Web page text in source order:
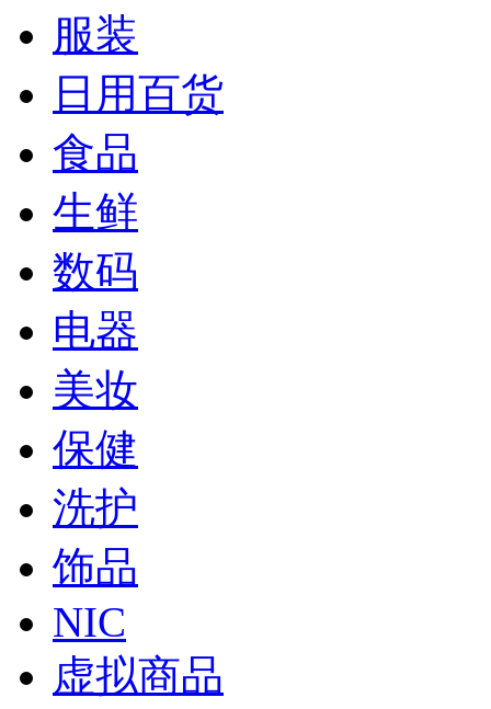
服装
日用百货
食品
生鲜
数码
电器
美妆
保健
洗护
饰品
NIC
虚拟商品